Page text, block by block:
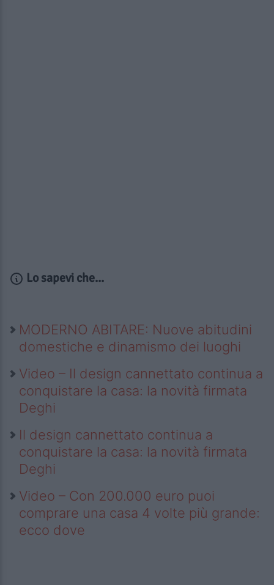
Lo sapevi che...
MODERNO ABITARE: Nuove abitudini
domestiche e dinamismo dei luoghi
Video – Il design cannettato continua a
conquistare la casa: la novità firmata
Deghi
Il design cannettato continua a
conquistare la casa: la novità firmata
Deghi
Video – Con 200.000 euro puoi
comprare una casa 4 volte più grande:
ecco dove